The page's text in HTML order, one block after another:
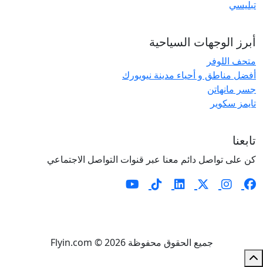
تبليسي
أبرز الوجهات السياحية
متحف اللوفر
أفضل مناطق و أحياء مدينة نيويورك
جسر مانهاتن
تايمز سكوير
تابعنا
كن على تواصل دائم معنا عبر قنوات التواصل الاجتماعي
جميع الحقوق محفوظة Flyin.com © 2026